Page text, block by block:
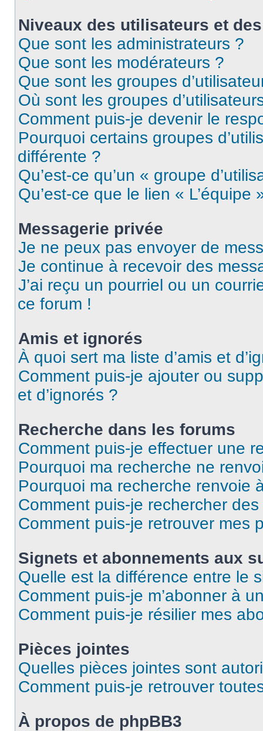
Niveaux des utilisateurs et
Que sont les administrateurs ?
Que sont les modérateurs ?
Que sont les groupes
Où sont les groupes
Comment puis-je devenir le
Pourquoi certains groupes
différente ?
Qu’est-ce qu’un « groupe
Qu’est-ce que le lien « L’équipe
Messagerie privée
Je ne peux pas envoyer de
Je continue à recevoir des
J’ai reçu un pourriel ou un
ce forum !
Amis et ignorés
À quoi sert ma liste d’amis et
Comment puis-je ajouter ou
et d’ignorés ?
Recherche dans les forums
Comment puis-je effectuer une
Pourquoi ma recherche ne
Pourquoi ma recherche renvoie
Comment puis-je rechercher
Comment puis-je retrouver mes
Signets et abonnements aux
Quelle est la différence entre le
Comment puis-je m’abonner à
Comment puis-je résilier mes
Pièces jointes
Quelles pièces jointes sont
Comment puis-je retrouver
À propos de phpBB3